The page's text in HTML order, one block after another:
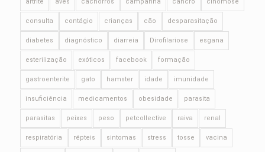
artrite aves cachorros campanha cancro cinomose
consulta contágio crianças cão desparasitação
diabetes diagnóstico diarreia Dirofilariose esgana
esterilização exóticos facebook formação
gastroenterite gato hamster idade imunidade
insuficiência medicamentos obesidade parasita
parasitas peixes peso petcollective raiva renal
respiratória répteis sintomas stress tosse vacina